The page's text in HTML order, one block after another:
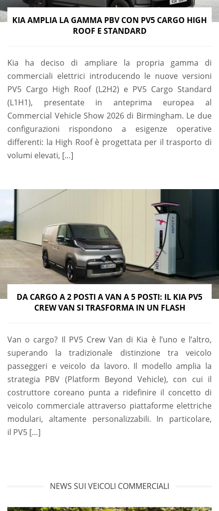
KIA AMPLIA LA GAMMA PBV CON PV5 CARGO HIGH
ROOF E STANDARD
Kia ha deciso di ampliare la propria gamma di
commerciali elettrici introducendo le nuove versioni
PV5 Cargo High Roof (L2H2) e PV5 Cargo Standard
(L1H1), presentate in anteprima europea al
Commercial Vehicle Show 2026 di Birmingham. Le due
configurazioni rispondono a esigenze operative
differenti: la High Roof è progettata per il trasporto di
volumi elevati, […]
DA CARGO A 2 POSTI A VAN A 5 POSTI: IL KIA PV5
CREW VAN SI TRASFORMA IN UN FLASH
Van o cargo? Il PV5 Crew Van di Kia è l’uno e l’altro,
superando la tradizionale distinzione tra veicolo
passeggeri e veicolo da lavoro. Il modello amplia la
strategia PBV (Platform Beyond Vehicle), con cui il
costruttore coreano punta a ridefinire il concetto di
veicolo commerciale attraverso piattaforme elettriche
modulari, altamente personalizzabili. In particolare,
il PV5 […]
NEWS SUI VEICOLI COMMERCIALI